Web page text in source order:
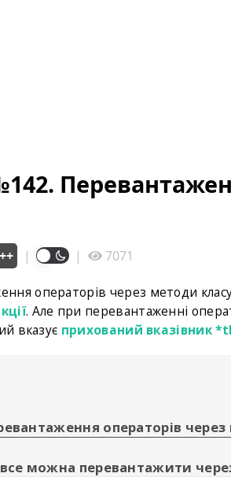
| | 7071
операторів через методи
. Але при перевантаженні
вказує прихований вказівник
операторів через
можна перевантажити